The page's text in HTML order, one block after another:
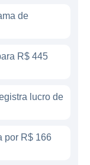
de
R$ 445
lucro de
por R$ 166